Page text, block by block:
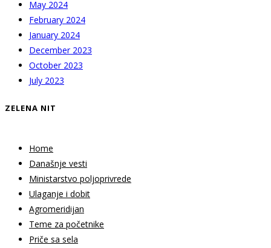
May 2024
February 2024
January 2024
December 2023
October 2023
July 2023
ZELENA NIT
Home
Današnje vesti
Ministarstvo poljoprivrede
Ulaganje i dobit
Agromeridijan
Teme za početnike
Priče sa sela